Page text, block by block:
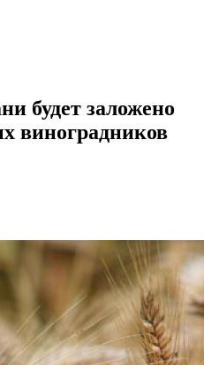
будет заложено
виноградников